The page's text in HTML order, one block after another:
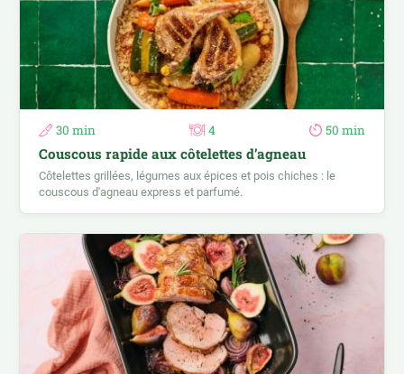
30 min 4 50 min
Couscous rapide aux côtelettes d’agneau
Côtelettes grillées, légumes aux épices et pois chiches : le
couscous d'agneau express et parfumé.